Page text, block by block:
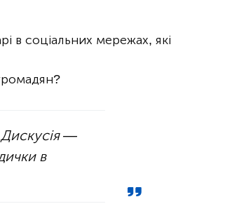
в соціальних мережах, які
—
в